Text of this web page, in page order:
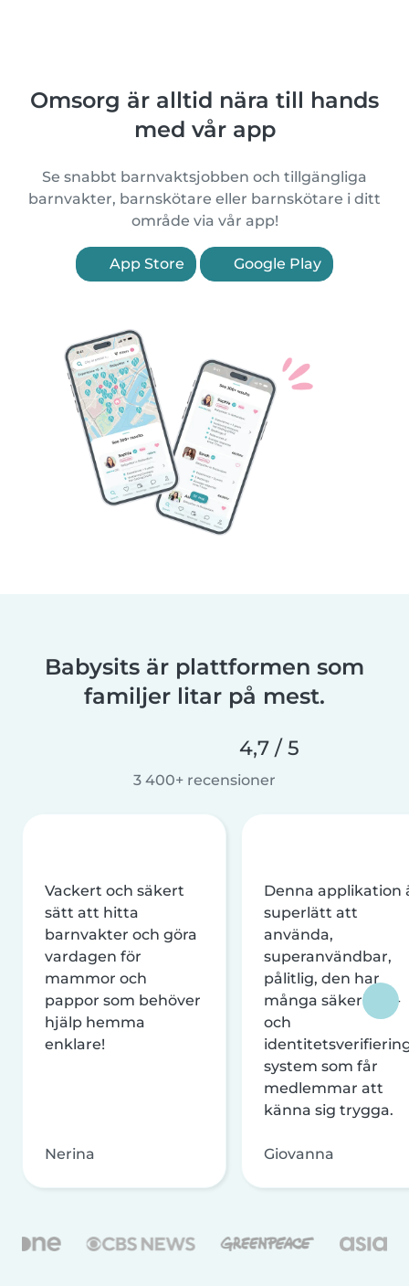
Omsorg är alltid nära till hands
med vår app
Se snabbt barnvaktsjobben och tillgängliga
barnvakter, barnskötare eller barnskötare i ditt
område via vår app!
App Store Google Play
Babysits är plattformen som
familjer litar på mest.
4,7 / 5
3 400+ recensioner
Vackert och säkert
sätt att hitta
barnvakter och göra
vardagen för
mammor och
pappor som behöver
hjälp hemma
enklare!
Nerina
Denna applikation
superlätt att
använda,
superanvändbar,
pålitlig, den har
många säkerhets-
och
system som får
medlemmar att
känna sig trygga.
Giovanna